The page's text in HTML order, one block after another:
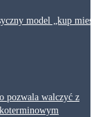
model „kup
pozwala walczyć z